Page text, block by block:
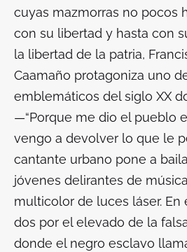
cuyas mazmorras no pocos
con su libertad y hasta con
la libertad de la patria,
Caamaño protagoniza uno
emblemáticos del siglo XX
—“Porque me dio el pueblo
vengo a devolver lo que le
cantante urbano pone a
jóvenes delirantes de
multicolor de luces láser. En
dos por el elevado de la
donde el negro esclavo